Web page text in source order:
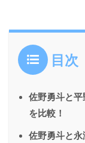
目次
佐野勇斗と
を比較！
佐野勇斗と